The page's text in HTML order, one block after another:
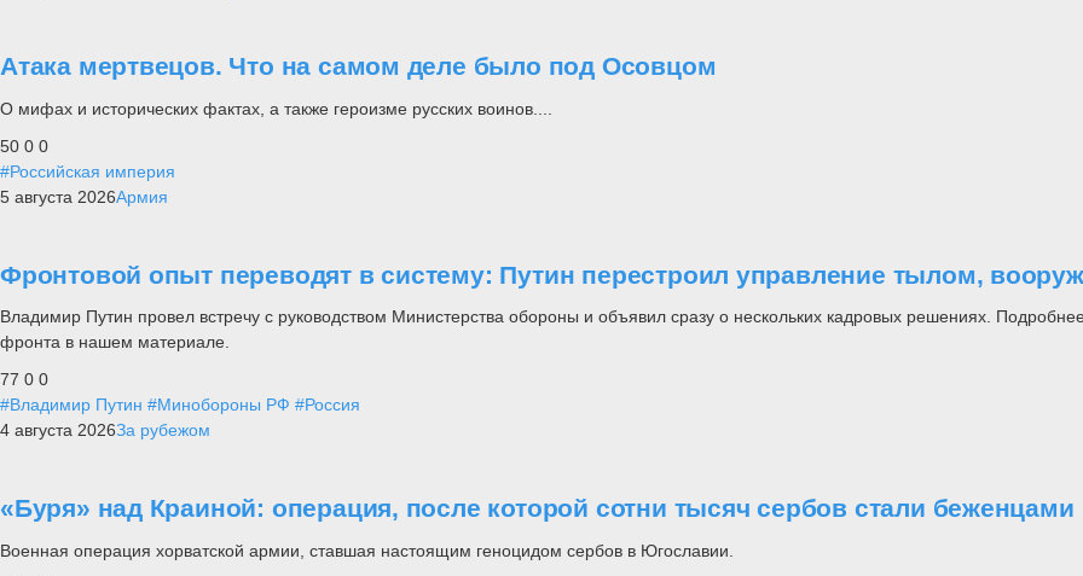
Атака мертвецов. Что на самом деле было под Осовцом
О мифах и исторических фактах, а также героизме русских воинов....
50 0 0
#Российская империя
5 августа 2026Армия
Фронтовой опыт переводят в систему: Путин перестроил управление тылом,
Владимир Путин провел встречу с руководством Министерства обороны и объявил сразу о нескольких кадровых решениях.
фронта в нашем материале.
77 0 0
#Владимир Путин #Минобороны РФ #Россия
4 августа 2026За рубежом
«Буря» над Краиной: операция, после которой сотни тысяч сербов стали беженцами
Военная операция хорватской армии, ставшая настоящим геноцидом сербов в Югославии.